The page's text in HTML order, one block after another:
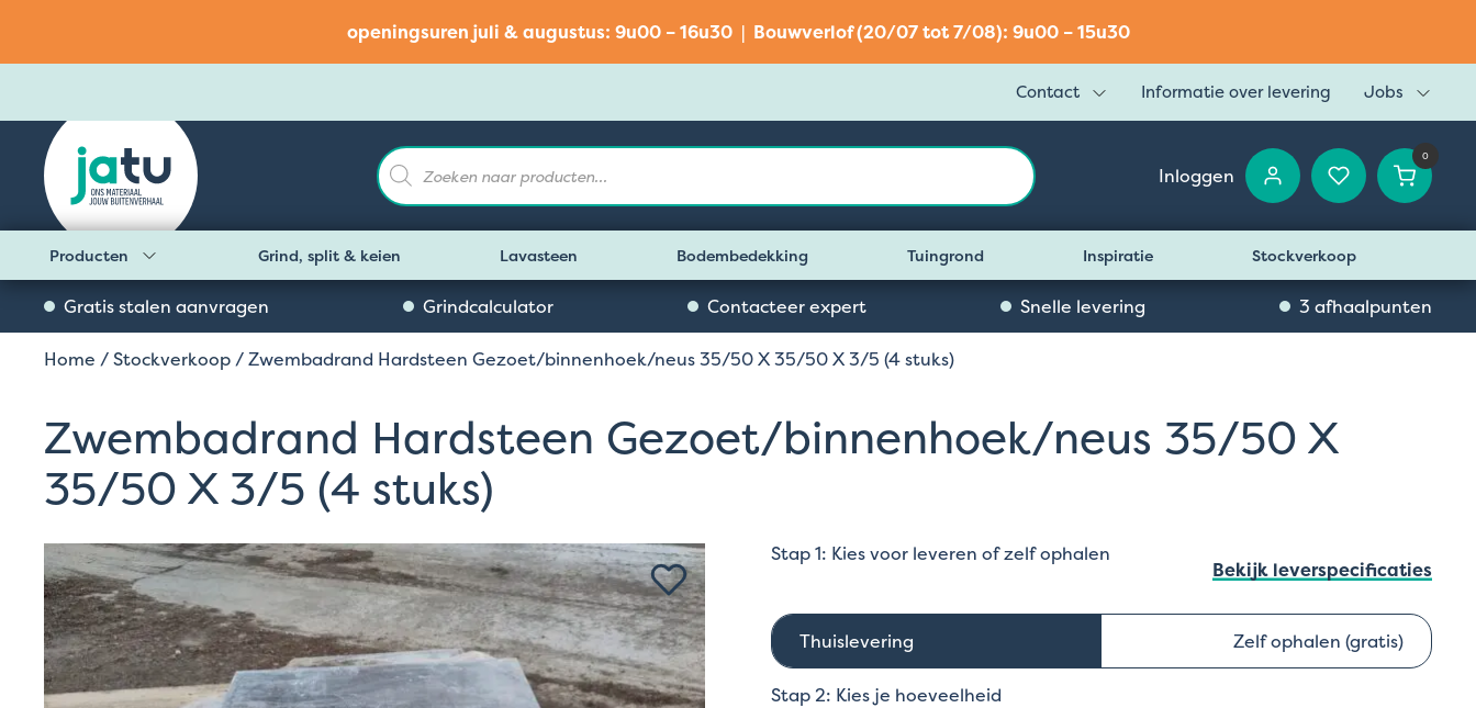
openingsuren juli & augustus: 9u00 – 16u30 | Bouwverlof (20/07 tot 7/08): 9u00 – 15u30
Contact Informatie over levering Jobs
Producten
zoeken Inloggen
0
Producten Grind, split & keien Lavasteen Bodembedekking Tuingrond Inspiratie Stockverkoop
Gratis stalen aanvragen Grindcalculator Contacteer expert Snelle levering 3 afhaalpunten
Home /Stockverkoop/ Zwembadrand Hardsteen Gezoet/binnenhoek/neus 35/50 X 35/50 X 3/5 (4 stuks)
Zwembadrand Hardsteen Gezoet/binnenhoek/neus 35/50 X
35/50 X 3/5 (4 stuks)
Stap 1: Kies voor leveren of zelf ophalen
Bekijk leverspecificaties
Thuislevering Zelf ophalen (gratis)
Stap 2: Kies je hoeveelheid